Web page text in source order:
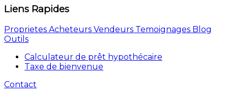
Liens Rapides
Proprietes Acheteurs Vendeurs Temoignages Blog
Outils
Calculateur de prêt hypothécaire
Taxe de bienvenue
Contact